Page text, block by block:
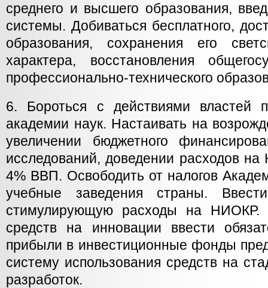
среднего и высшего образования,
системы. Добиваться бесплатного,
образования, сохранения его
характера, восстановления
профессионально-технического
6. Бороться с действиями властей
академии наук. Настаивать на
увеличении бюджетного
исследований, доведении расходов
4% ВВП. Освободить от налогов
учебные заведения страны.
стимулирующую расходы на НИОКР.
средств на инновации ввести
прибыли в инвестиционные фонды
систему использования средств на
разработок.